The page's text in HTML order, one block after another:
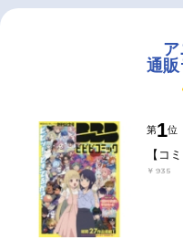
ア
通販
第1位
【コ
￥935